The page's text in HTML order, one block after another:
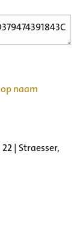
naam
| Straesser,